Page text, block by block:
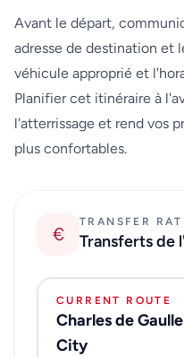
Avant le départ,
adresse de destination et
véhicule approprié et
Planifier cet itinéraire à
l'atterrissage et rend vos
plus confortables.
€
TRANSFER
Transferts de
CURRENT ROUTE
Charles de
City